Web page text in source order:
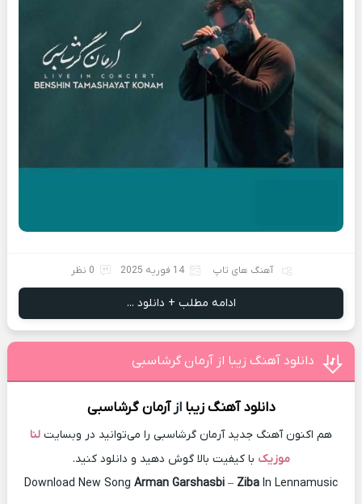
آهنگ های تاپ 14 فوریه 2025 0 نظر
ادامه مطلب + دانلود ...
دانلود آهنگ زیبا از آرمان گرشاسبی
دانلود آهنگ زیبا ازآرمان گرشاسبی
هم اکنون آهنگ جدید آرمان گرشاسبی را می‌توانید در وبسایت لنا
موزیک با کیفیت بالا گوش دهید و دانلود کنید.
Download New Song Arman Garshasbi – Ziba In Lennamusic